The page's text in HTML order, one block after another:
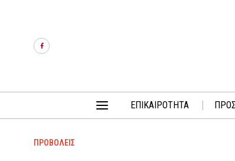
ΕΠΙΚΑΙΡΟΤΗΤΑ
ΠΡΟΒΟΛΕΙΣ